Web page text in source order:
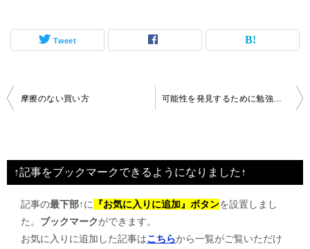
Tweet
投
ビ
ゲ
摩擦のない買い方
↑記事をブックマークできるようになりました↑
記事の最下部↑に 『お気に入りに追加』ボタンを設置しまし
た。 ブックマークができます。
お気に入りに追加した記事はこちらから一覧がご覧いただけ